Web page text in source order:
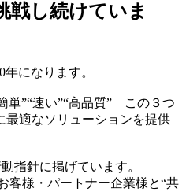
戦し続けていま
になります。
単”“速い”“高品質” この３つ
最適なソリューションを提供
指針に掲げています。
客様・パートナー企業様と“共